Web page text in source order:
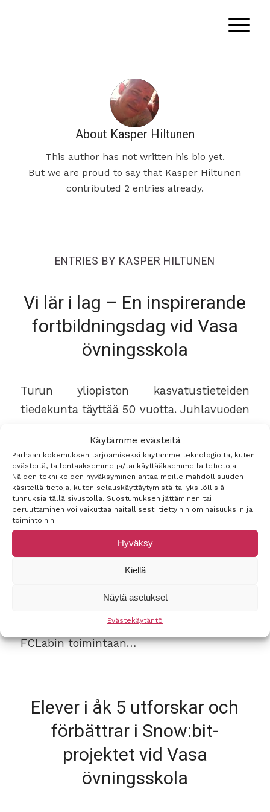
Käytämme evästeitä
Parhaan kokemuksen tarjoamiseksi käytämme teknologioita, kuten
evästeitä, tallentaaksemme ja/tai käyttääksemme laitetietoja.
Näiden tekniikoiden hyväksyminen antaa meille mahdollisuuden
käsitellä tietoja, kuten selauskäyttäytymistä tai yksilöllisiä
tunnuksia tällä sivustolla. Suostumuksen jättäminen tai
peruuttaminen voi vaikuttaa haitallisesti tiettyihin ominaisuuksiin ja
toimintoihin.
Hyväksy
Kiellä
Näytä asetukset
Evästekäytäntö
About Kasper Hiltunen
This author has not written his bio yet.
But we are proud to say that Kasper Hiltunen
contributed 2 entries already.
ENTRIES BY KASPER HILTUNEN
Vi lär i lag – En inspirerande
fortbildningsdag vid Vasa
övningsskola
Turun yliopiston kasvatustieteiden
tiedekunta täyttää 50 vuotta. Juhlavuoden
foorumi, joka on vuosittainen tapahtuma
niin oman tiedekuntamme väelle, muulle
tiedeyhteisölle kuin kaikille kasvatuksen
ja koulutuksen parissa työskenteleville.
Yksi EDutu-foorumin tapahtumista olivat
EduDevelop-messut, joilla esiteltiin Turun
yliopiston kasvatus- ja opetusalan
esittelypisteellä yleisö pääsi tutustumaan
Suomen FCLab.fi-verkostoon ja Turun
FCLabin toimintaan…
Elever i åk 5 utforskar och
förbättrar i Snow:bit-
projektet vid Vasa
övningsskola